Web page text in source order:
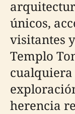
únicos,
visitantes
Templo
cualquiera
herencia